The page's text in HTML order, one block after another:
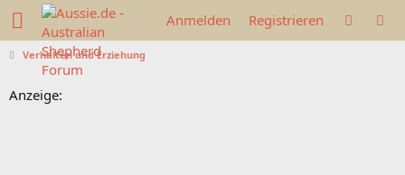
Anmelden Registrieren
Verhalten und Erziehung
Anzeige: